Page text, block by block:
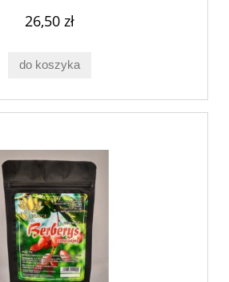
26,50 zł
do koszyka